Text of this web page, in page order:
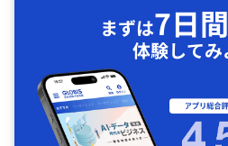
まずは7日
体験して